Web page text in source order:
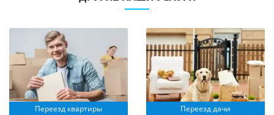
Переезд квартиры Переезд дачи